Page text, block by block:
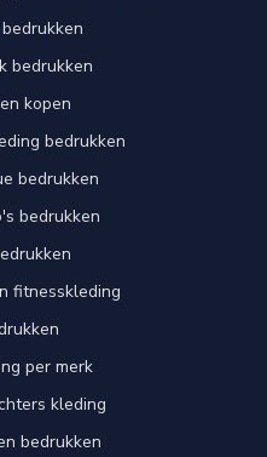
bedrukken
kopen
bedrukken
bedrukken
bedrukken
fitnesskleding
per merk
kleding
bedrukken